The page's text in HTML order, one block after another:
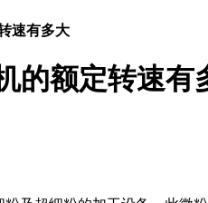
速有多大
的额定转速有